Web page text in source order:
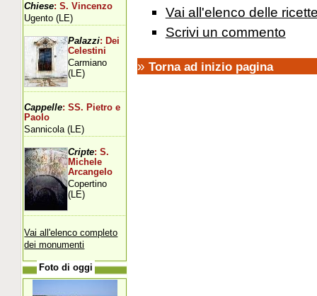
Vai all'elenco delle
Scrivi un commento
» Torna ad inizio pagina
Chiese: S. Vincenzo
Ugento (LE)
Palazzi: Dei
Celestini
Carmiano
(LE)
Cappelle: SS. Pietro e
Paolo
Sannicola (LE)
Cripte: S.
Michele
Arcangelo
Copertino
(LE)
Vai all'elenco completo
dei monumenti
Foto di oggi